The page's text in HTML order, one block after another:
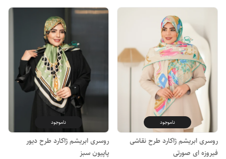
ناموجود
روسری ابریشم ژاکارد طرح نقاشی
فیروزه ای صورتی
ناموجود
روسری ابریشم ژاکارد طرح دیور
پاپیون سبز